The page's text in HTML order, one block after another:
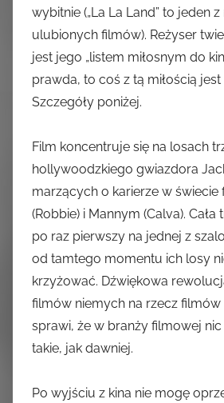
wybitnie („La La Land” to jeden
ulubionych filmów). Reżyser
jest jego „listem miłosnym do
prawda, to coś z tą miłością jest
Szczegóły poniżej.
Film koncentruje się na losach
hollywoodzkiego gwiazdora
marzących o karierze w świecie
(Robbie) i Mannym (Calva).
po raz pierwszy na jednej z
od tamtego momentu ich losy
krzyżować. Dźwiękowa
filmów niemych na rzecz
sprawi, że w branży filmowej
takie, jak dawniej.
Po wyjściu z kina nie mogę